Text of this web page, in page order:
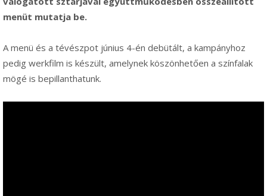
menüt mutatja be.
A menü és a tévészpot június 4-én debütált, a kampányhoz
pedig werkfilm is készült, amelynek köszönhetően a színfalak
mögé is bepillanthatunk.